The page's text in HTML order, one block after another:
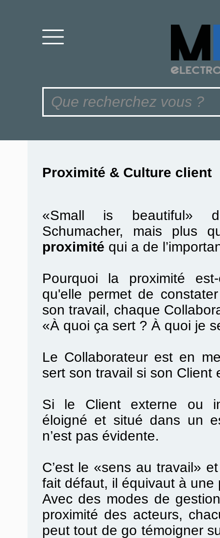
Proximité & Culture client
«Small is beautiful»
Schumacher, mais plus
proximité qui a de
Pourquoi la proximité
qu'elle permet de
son travail, chaque
«À quoi ça sert ? À quoi je
Le Collaborateur est en
sert son travail si son Client
Si le Client externe ou
éloigné et situé dans un
n’est pas évidente.
C’est le «sens au travail»
fait défaut, il équivaut à une
Avec des modes de
proximité des acteurs,
peut tout de go témoigner